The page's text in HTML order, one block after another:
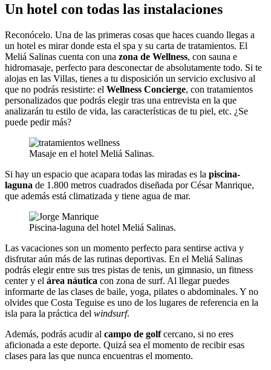
Un hotel con todas las instalaciones
Reconócelo. Una de las primeras cosas que haces cuando llegas a
un hotel es mirar donde esta el spa y su carta de tratamientos. El
Meliá Salinas cuenta con una zona de Wellness, con sauna e
hidromasaje, perfecto para desconectar de absolutamente todo. Si te
alojas en las Villas, tienes a tu disposición un servicio exclusivo al
que no podrás resistirte: el Wellness Concierge, con tratamientos
personalizados que podrás elegir tras una entrevista en la que
analizarán tu estilo de vida, las características de tu piel, etc. ¿Se
puede pedir más?
Masaje en el hotel Meliá Salinas.
Si hay un espacio que acapara todas las miradas es la piscina-
laguna de 1.800 metros cuadrados diseñada por César Manrique,
que además está climatizada y tiene agua de mar.
Piscina-laguna del hotel Meliá Salinas.
Las vacaciones son un momento perfecto para sentirse activa y
disfrutar aún más de las rutinas deportivas. En el Meliá Salinas
podrás elegir entre sus tres pistas de tenis, un gimnasio, un fitness
center y el área náutica con zona de surf. Al llegar puedes
informarte de las clases de baile, yoga, pilates o abdominales. Y no
olvides que Costa Teguise es uno de los lugares de referencia en la
isla para la práctica del windsurf.
Además, podrás acudir al campo de golfcercano, si no eres
aficionada a este deporte. Quizá sea el momento de recibir esas
clases para las que nunca encuentras el momento.